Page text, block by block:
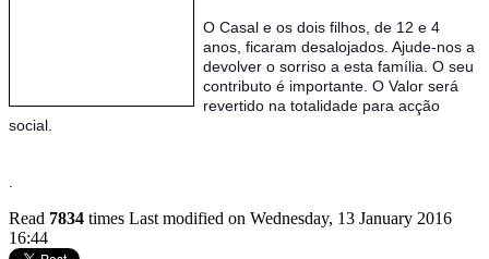
O Casal e os dois filhos, de 12 e 4
anos, ficaram desalojados. Ajude-nos a
devolver o sorriso a esta família. O seu
contributo é importante. O Valor será
revertido na totalidade para acção
social.
Read 7834 times Last modified on Wednesday, 13 January 2016
16:44